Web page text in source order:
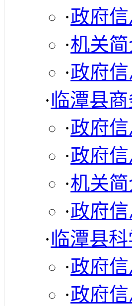
·政府
·机关
·政府
·临潭县
·政府
·政府
·机关
·政府
·临潭县
·政府
·政府